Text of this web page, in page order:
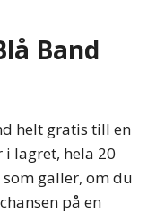
Band
helt gratis till en
i lagret, hela 20
som gäller, om du
på en